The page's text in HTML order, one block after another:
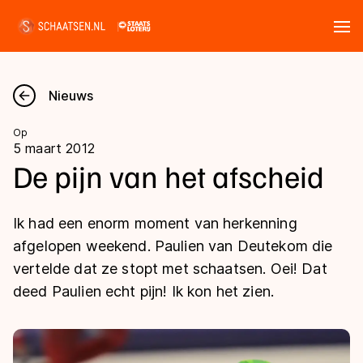
Nieuws
Kalender
Marathon
Langebaan
Inlineskaten
Uitslagen
Langebaan
Shorttrack
Marathon
Ranglijsten Langebaan
Nieuws
Op
5 maart 2012
De pijn van het afscheid
Ik had een enorm moment van herkenning
afgelopen weekend. Paulien van Deutekom die
vertelde dat ze stopt met schaatsen. Oei! Dat
deed Paulien echt pijn! Ik kon het zien.